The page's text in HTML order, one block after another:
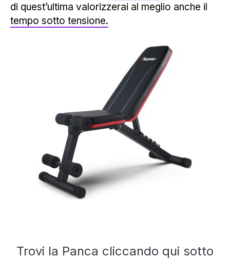
di quest’ultima valorizzerai al meglio anche il
tempo sotto tensione.
Trovi la Panca cliccando qui sotto